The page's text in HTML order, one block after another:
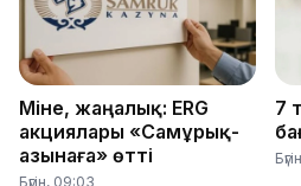
Міне, жаңалық: ERG
акциялары «Самұрық-
Қазынаға» өтті
Бүгін, 09:03
7